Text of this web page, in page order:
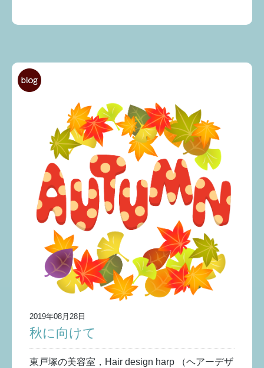
2019年08月28日
秋に向けて
東戸塚の美容室，Hair design harp （ヘアーデザ